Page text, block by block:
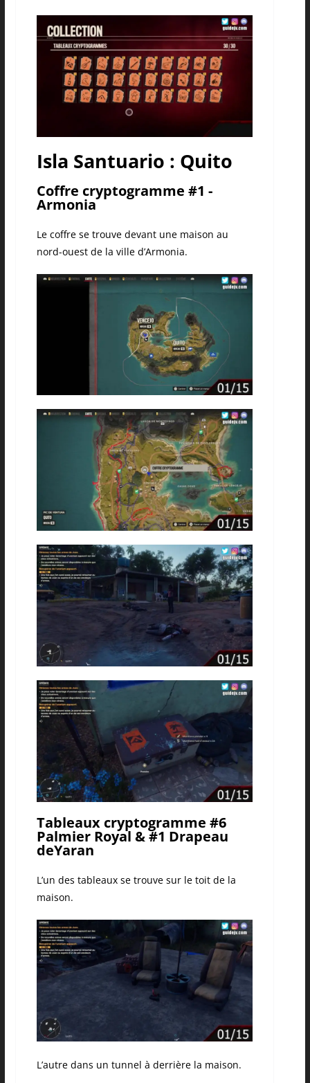
Isla Santuario : Quito
Coffre cryptogramme #1 -
Armonia
Le coffre se trouve devant une maison au
nord-ouest de la ville d’Armonia.
Tableaux cryptogramme #6
Palmier Royal & #1 Drapeau
deYaran
L’un des tableaux se trouve sur le toit de la
maison.
L’autre dans un tunnel à derrière la maison.